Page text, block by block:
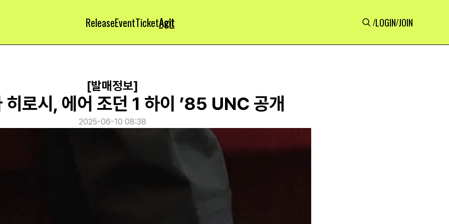
ReleaseEventTicketAgit /LOGIN/JOIN
[발매정보]
히로시, 에어 조던 1 하이 ’85 UNC 공개
2025-06-10 08:38